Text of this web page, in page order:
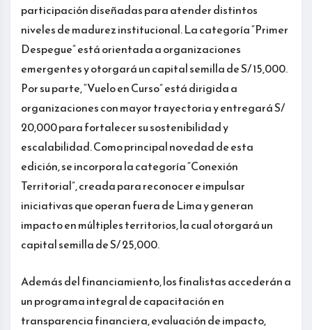
participación diseñadas para atender distintos
niveles de madurez institucional. La categoría “Primer
Despegue” está orientada a organizaciones
emergentes y otorgará un capital semilla de S/ 15,000.
Por su parte, “Vuelo en Curso” está dirigida a
organizaciones con mayor trayectoria y entregará S/
20,000 para fortalecer su sostenibilidad y
escalabilidad. Como principal novedad de esta
edición, se incorpora la categoría “Conexión
Territorial”, creada para reconocer e impulsar
iniciativas que operan fuera de Lima y generan
impacto en múltiples territorios, la cual otorgará un
capital semilla de S/ 25,000.
Además del financiamiento, los finalistas accederán a
un programa integral de capacitación en
transparencia financiera, evaluación de impacto,